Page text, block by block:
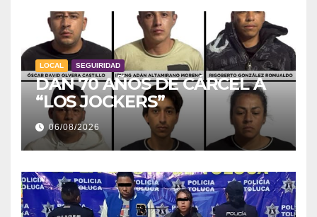
LOCAL SEGUIRIDAD
DAN 70 AÑOS DE CÁRCEL A
“LOS JOCKERS”
06/08/2026